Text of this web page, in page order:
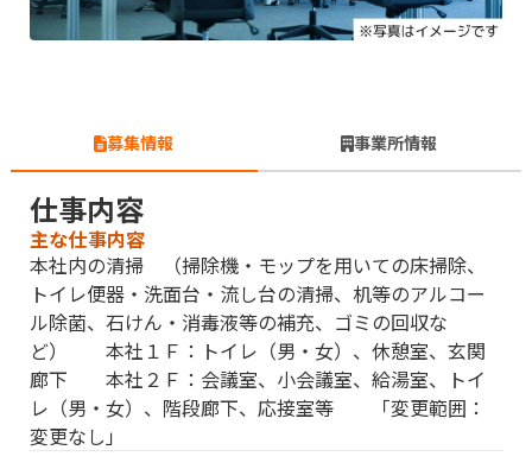
募集情報 事業所情報
仕事内容
主な仕事内容
本社内の清掃 （掃除機・モップを用いての床掃除、
トイレ便器・洗面台・流し台の清掃、机等のアルコー
ル除菌、石けん・消毒液等の補充、ゴミの回収な
ど） 本社１Ｆ：トイレ（男・女）、休憩室、玄関
廊下 本社２Ｆ：会議室、小会議室、給湯室、トイ
レ（男・女）、階段廊下、応接室等 「変更範囲：
変更なし」